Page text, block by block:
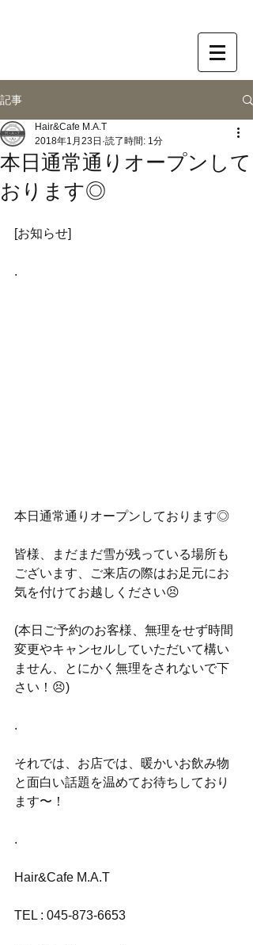
記事
本日通常通りオープンして
おります◎
Hair&Cafe M.A.T
2018年1月23日 読了時間: 1分
[お知らせ]
.
本日通常通りオープンしております◎
皆様、まだまだ雪が残っている場所も
ございます、ご来店の際はお足元にお
気を付けてお越しください😣
(本日ご予約のお客様、無理をせず時間
変更やキャンセルしていただいて構い
ません、とにかく無理をされないで下
さい！😣)
.
それでは、お店では、暖かいお飲み物
と面白い話題を温めてお待ちしており
ます〜！
.
Hair&Cafe M.A.T
TEL : 045-873-6653